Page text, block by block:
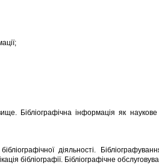
Бібліографічна інформація як
діяльності.
бібліографії. Бібліографічне